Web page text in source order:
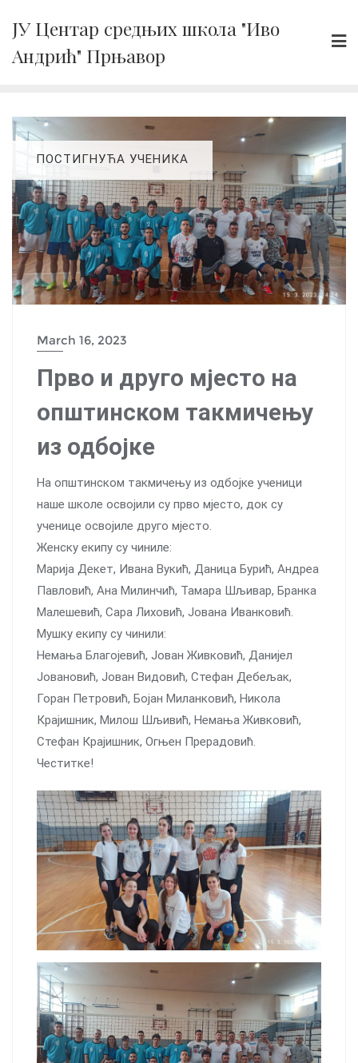
content
ЈУ Центар средњих школа "Иво
Андрић" Прњавор
ПОСТИГНУЋА УЧЕНИКА
March 16, 2023
Прво и друго мјесто на
општинском такмичењу
из одбојке
На општинском такмичењу из одбојке ученици
наше школе освојили су прво мјесто, док су
ученице освојиле друго мјесто.
Женску екипу су чиниле:
Марија Декет, Ивана Вукић, Даница Бурић, Андреа
Павловић, Ана Милинчић, Тамара Шљивар, Бранка
Малешевић, Сара Лиховић, Јована Иванковић.
Мушку екипу су чинили:
Немања Благојевић, Јован Живковић, Данијел
Јовановић, Јован Видовић, Стефан Дебељак,
Горан Петровић, Бојан Миланковић, Никола
Крајишник, Милош Шљивић, Немања Живковић,
Стефан Крајишник, Огњен Прерадовић.
Честитке!